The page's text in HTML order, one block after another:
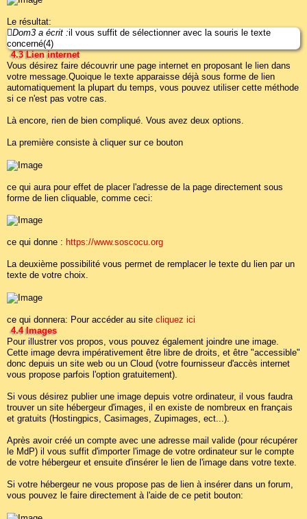
Le résultat:
Dom3 a écrit :il vous suffit de sélectionner avec la souris le texte
concerné(4)
4.3 Lien internet
Vous désirez faire découvrir une page internet en proposant le lien dans
votre message.Quoique le texte apparaisse déjà sous forme de lien
automatiquement la plupart du temps, vous pouvez utiliser cette méthode
si ce n'est pas votre cas.
Là encore, rien de bien compliqué. Vous avez deux options.
La première consiste à cliquer sur ce bouton
ce qui aura pour effet de placer l'adresse de la page directement sous
forme de lien cliquable, comme ceci:
ce qui donne : https://www.soscocu.org
La deuxième possibilité vous permet de remplacer le texte du lien par un
texte de votre choix.
ce qui donnera: Pour accéder au site cliquez ici
4.4 Images
Pour illustrer vos propos, vous pouvez également joindre une image.
Cette image devra impérativement être libre de droits, et être "accessible"
donc depuis un site web ou un Cloud (votre fournisseur d'accès internet
vous propose parfois l'option gratuitement).
Si vous désirez publier une image depuis votre ordinateur, il vous faudra
trouver un site hébergeur d'images, il en existe de nombreux en français
et gratuits (Hostingpics, Casimages, Zupimages, ect...).
Après avoir créé un compte avec une adresse mail valide (pour récupérer
le MdP) il vous suffit d'importer l'image de votre ordinateur sur le compte
de votre hébergeur et ensuite d'insérer le lien de l'image dans votre texte.
Si votre hébergeur ne vous propose pas de lien à insérer dans un forum,
vous pouvez le faire directement à l'aide de ce petit bouton: